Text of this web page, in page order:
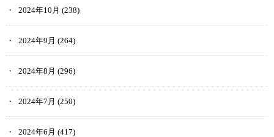
2024年10月 (238)
2024年9月 (264)
2024年8月 (296)
2024年7月 (250)
2024年6月 (417)